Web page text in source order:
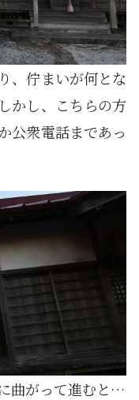
、佇まいが何とな
かし、こちらの方
公衆電話まであっ
曲がって進むと…